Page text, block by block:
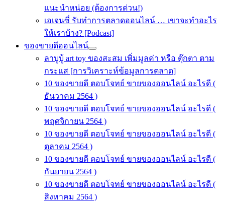
แนะนำหน่อย (ต้องการด่วน!)
เอเจนซี่ รับทำการตลาดออนไลน์ … เขาจะทำอะไร
ให้เราบ้าง? [Podcast]
ของขายดีออนไลน์
ลาบูบู้ art toy ของสะสม เพิ่มมูลค่า หรือ ตุ๊กตา ตาม
กระแส [การวิเคราะห์ข้อมูลการตลาด]
10 ของขายดี ตอบโจทย์ ขายของออนไลน์ อะไรดี (
ธันวาคม 2564 )
10 ของขายดี ตอบโจทย์ ขายของออนไลน์ อะไรดี (
พฤศจิกายน 2564 )
10 ของขายดี ตอบโจทย์ ขายของออนไลน์ อะไรดี (
ตุลาคม 2564 )
10 ของขายดี ตอบโจทย์ ขายของออนไลน์ อะไรดี (
กันยายน 2564 )
10 ของขายดี ตอบโจทย์ ขายของออนไลน์ อะไรดี (
สิงหาคม 2564 )